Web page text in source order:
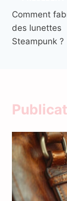
de
l’article
Comment
des lunettes
Steampunk ?